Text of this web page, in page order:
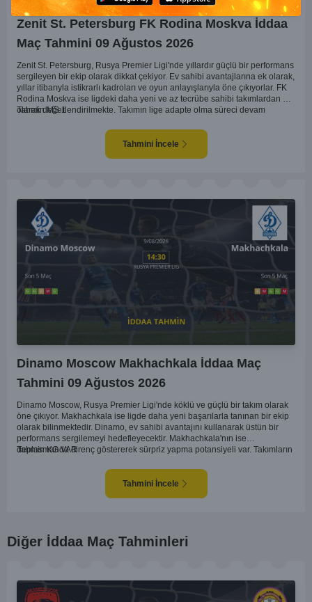
Zenit St. Petersburg FK Rodina Moskva İddaa
Maç Tahmini 09 Ağustos 2026
Zenit St. Petersburg, Rusya Premier Ligi'nde yıllardır güçlü bir performans
sergileyen bir ekip olarak dikkat çekiyor. Ev sahibi avantajlarına ek olarak,
yıllar itibarıyla istikrarlı kadroları ve oyun anlayışlarıyla öne çıkıyorlar. FK
Rodina Moskva ise ligdeki daha yeni ve az tecrübe sahibi takımlardan biri
olarak değerlendirilmekte. Takımın lige adapte olma süreci devam
Zenit'in ev sahibi avantajı ve daha tecrübeli kadrosu göz önüne
alındığında, maçın genel seyri Zenit'in kontrolünde geçebilir. Bu faktörlerle
birlikte, Zenit'in net bir galibiyete ulaşması olası görünüyor.
Tahmin MS 1
Tahmini İncele
Dinamo Moscow Makhachkala İddaa Maç
Tahmini 09 Ağustos 2026
Dinamo Moscow, Rusya Premier Ligi'nde köklü ve güçlü bir takım olarak
öne çıkıyor. Makhachkala ise ligde daha yeni başarılarla tanınan bir ekip
olarak bilinmektedir. Dinamo, ev sahibi avantajını kullanarak üstün bir
performans sergilemeyi hedefleyecektir. Makhachkala'nın ise
deplasmanda direnç göstererek sürpriz yapma potansiyeli var. Takımların
karşılıklı goller izleyebileceğimiz bir mücadele olası görünüyor. Taktiksel
açıdan dengeli bir maç olması beklenirken, seyir zevki yüksek bir
karşılaşma bizleri bekliyor.
Tahmin KG VAR
Tahmini İncele
Diğer İddaa Maç Tahminleri